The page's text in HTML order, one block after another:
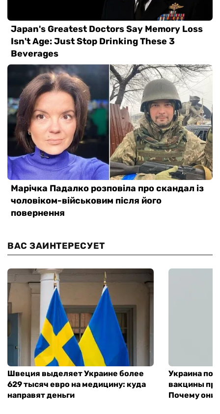
ВАС ЗАИНТЕРЕСУЕТ
Швеция выделяет Украине более
629 тысяч евро на медицину: куда
направят деньги
Украина
вакцины
Почему они